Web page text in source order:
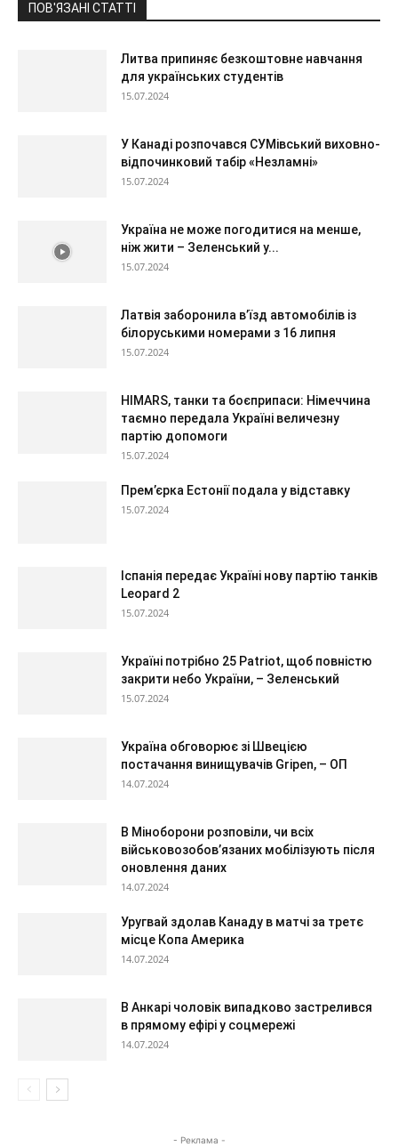
ПОВ'ЯЗАНІ СТАТТІ
Литва припиняє безкоштовне навчання
для українських студентів
15.07.2024
У Канаді розпочався СУМівський виховно-
відпочинковий табір «Незламні»
15.07.2024
Україна не може погодитися на менше,
ніж жити – Зеленський у...
15.07.2024
Латвія заборонила в’їзд автомобілів із
білоруськими номерами з 16 липня
15.07.2024
HIMARS, танки та боєприпаси: Німеччина
таємно передала Україні величезну
партію допомоги
15.07.2024
Прем’єрка Естонії подала у відставку
15.07.2024
Іспанія передає Україні нову партію танків
Leopard 2
15.07.2024
Україні потрібно 25 Patriot, щоб повністю
закрити небо України, – Зеленський
15.07.2024
Україна обговорює зі Швецією
постачання винищувачів Gripen, – ОП
14.07.2024
В Міноборони розповіли, чи всіх
військовозобов’язаних мобілізують після
оновлення даних
14.07.2024
Уругвай здолав Канаду в матчі за третє
місце Копа Америка
14.07.2024
В Анкарі чоловік випадково застрелився
в прямому ефірі у соцмережі
14.07.2024
- Реклама -